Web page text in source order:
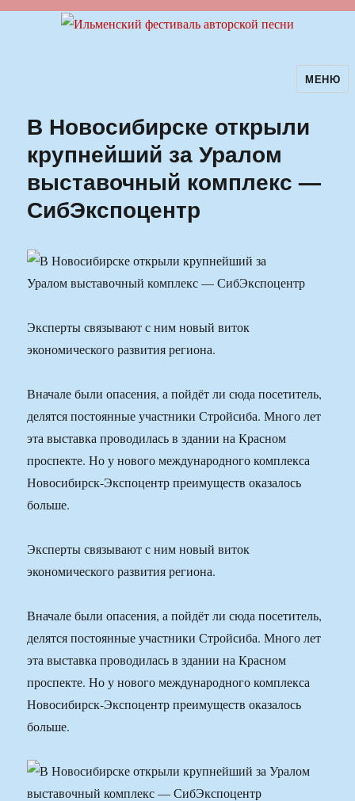
Ильменский фестиваль авторскойМЕНЮ
В Новосибирске открыли
крупнейший за Уралом
выставочный комплекс —
СибЭкспоцентр
Эксперты связывают с ним новый виток
экономического развития региона.
Вначале были опасения, а пойдёт ли сюда посетитель,
делятся постоянные участники Стройсиба. Много лет
эта выставка проводилась в здании на Красном
проспекте. Но у нового международного комплекса
Новосибирск-Экспоцентр преимуществ оказалось
больше.
Эксперты связывают с ним новый виток
экономического развития региона.
Вначале были опасения, а пойдёт ли сюда посетитель,
делятся постоянные участники Стройсиба. Много лет
эта выставка проводилась в здании на Красном
проспекте. Но у нового международного комплекса
Новосибирск-Экспоцентр преимуществ оказалось
больше.